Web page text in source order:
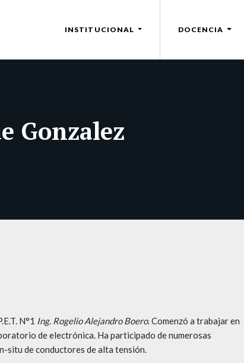
INSTITUCIONAL DOCENCIA
Gonzalez
N°1 Ing. Rogelio Alejandro Boero. Comenzó a trabajar en
de electrónica. Ha participado de numerosas
situ de conductores de alta tensión.